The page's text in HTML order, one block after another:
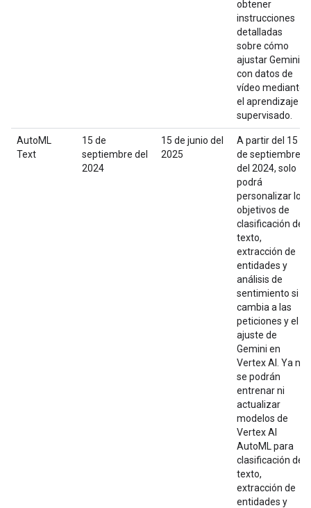
obtener
instrucciones
detalladas
sobre cómo
ajustar Gemini
con datos de
vídeo mediante
el aprendizaje
supervisado.
AutoML
Text
15 de
septiembre del
2024
15 de junio del
2025
A partir del 15
de septiembre
del 2024, solo
podrá
personalizar los
objetivos de
clasificación de
texto,
extracción de
entidades y
análisis de
sentimiento si
cambia a las
peticiones y el
ajuste de
Gemini en
Vertex AI. Ya no
se podrán
entrenar ni
actualizar
modelos de
Vertex AI
AutoML para
clasificación de
texto,
extracción de
entidades y